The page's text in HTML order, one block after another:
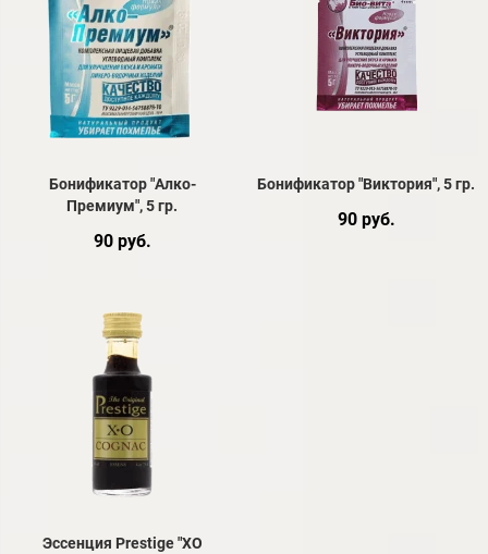
Бонификатор "Алко-
Премиум", 5 гр.
90 руб.
Бонификатор "Виктория", 5 гр.
90 руб.
Эссенция Prestige "XO